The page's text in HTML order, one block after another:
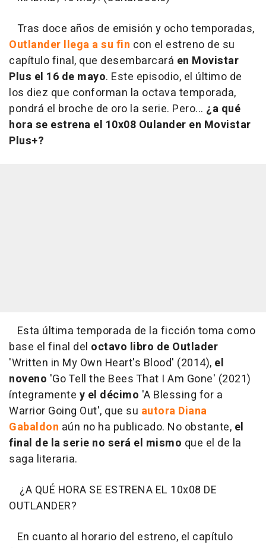
Tras doce años de emisión y ocho temporadas,
Outlander llega a su fin con el estreno de su
capítulo final, que desembarcará en Movistar
Plus el 16 de mayo. Este episodio, el último de
los diez que conforman la octava temporada,
pondrá el broche de oro la serie. Pero... ¿a qué
hora se estrena el 10x08 Oulander en Movistar
Plus+?
Esta última temporada de la ficción toma como
base el final del octavo libro de Outlader
'Written in My Own Heart's Blood' (2014), el
noveno 'Go Tell the Bees That I Am Gone' (2021)
íntegramente y el décimo 'A Blessing for a
Warrior Going Out', que su autora Diana
Gabaldon aún no ha publicado. No obstante, el
final de la serie no será el mismo que el de la
saga literaria.
¿A QUÉ HORA SE ESTRENA EL 10x08 DE
OUTLANDER?
En cuanto al horario del estreno, el capítulo